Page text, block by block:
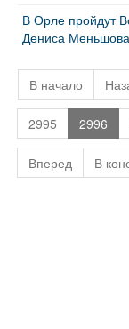
В Орле пройдут
Дениса Меньшова
В начало
2995 2996
Вперед В